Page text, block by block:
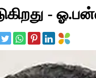
-